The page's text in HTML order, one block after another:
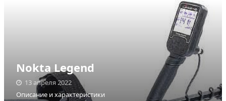
Nokta Legend
13 апреля 2022
Описание и характеристики